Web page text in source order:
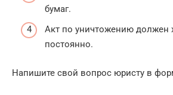
бумаг.
Акт по уничтожению должен
постоянно.
Напишите свой вопрос юристу в